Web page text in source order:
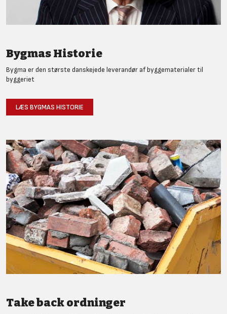
Bygmas Historie
Bygma er den største danskejede leverandør af byggematerialer til
byggeriet
LÆS BYGMAS HISTORIE
Take back ordninger